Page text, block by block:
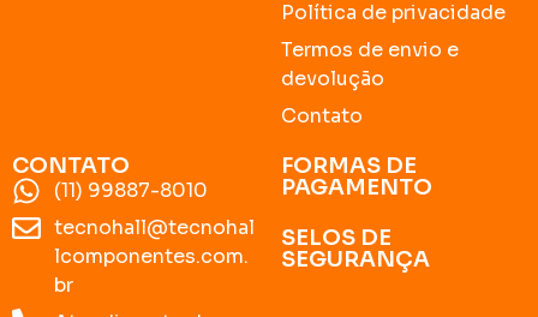
Política de privacidade
Termos de envio e
devolução
Contato
CONTATO
(11) 99887-8010
tecnohall@tecnohal
lcomponentes.com.
br
FORMAS DE
PAGAMENTO
SELOS DE
SEGURANÇA